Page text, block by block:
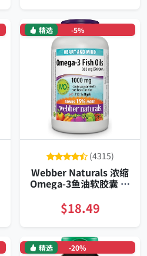
-5%
精选
(4315)
Webber Naturals 浓缩
Omega‑3鱼油软胶囊 温
抗炎维持每天补充装
$18.49
-20%
精选